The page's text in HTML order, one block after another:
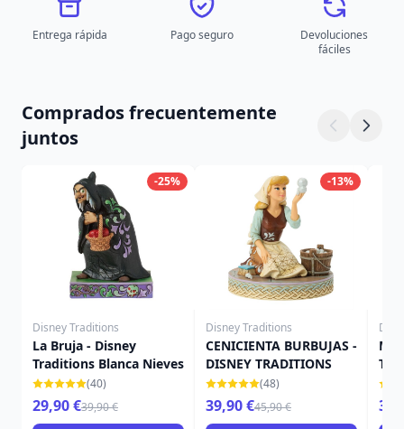
Entrega rápida Pago seguro
Devoluciones
fáciles
Comprados frecuentemente
juntos
-25%
Disney Traditions
La Bruja - Disney
Traditions Blanca Nieves
(40)
29,90 €39,90 €
-13%
Disney Traditions
CENICIENTA BURBUJAS -
DISNEY TRADITIONS
(48)
39,90 €45,90 €